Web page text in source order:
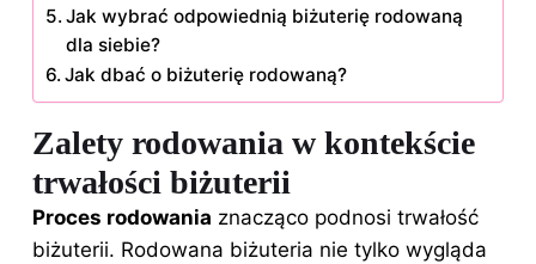
Jak wybrać odpowiednią biżuterię rodowaną
dla siebie?
Jak dbać o biżuterię rodowaną?
Zalety rodowania w kontekście
trwałości biżuterii
Proces rodowania znacząco podnosi trwałość
biżuterii. Rodowana biżuteria nie tylko wygląda